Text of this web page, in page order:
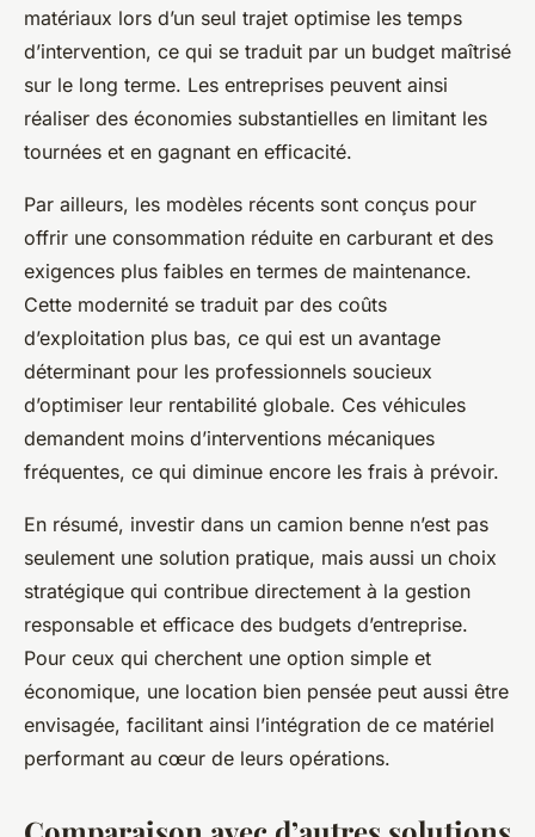
matériaux lors d’un seul trajet optimise les temps
d’intervention, ce qui se traduit par un budget maîtrisé
sur le long terme. Les entreprises peuvent ainsi
réaliser des économies substantielles en limitant les
tournées et en gagnant en efficacité.
Par ailleurs, les modèles récents sont conçus pour
offrir une consommation réduite en carburant et des
exigences plus faibles en termes de maintenance.
Cette modernité se traduit par des coûts
d’exploitation plus bas, ce qui est un avantage
déterminant pour les professionnels soucieux
d’optimiser leur rentabilité globale. Ces véhicules
demandent moins d’interventions mécaniques
fréquentes, ce qui diminue encore les frais à prévoir.
En résumé, investir dans un camion benne n’est pas
seulement une solution pratique, mais aussi un choix
stratégique qui contribue directement à la gestion
responsable et efficace des budgets d’entreprise.
Pour ceux qui cherchent une option simple et
économique, une location bien pensée peut aussi être
envisagée, facilitant ainsi l’intégration de ce matériel
performant au cœur de leurs opérations.